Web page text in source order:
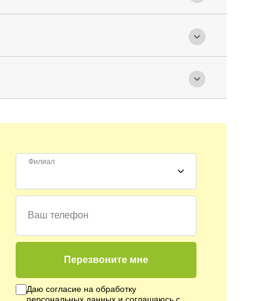
Филиал
Ваш телефон
Перезвоните мне
Даю согласие на обработку
персональных данных и соглашаюсь с